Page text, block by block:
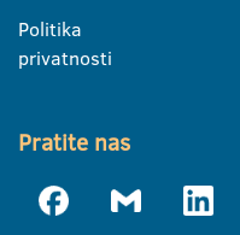
Politika
privatnosti
Pratite nas